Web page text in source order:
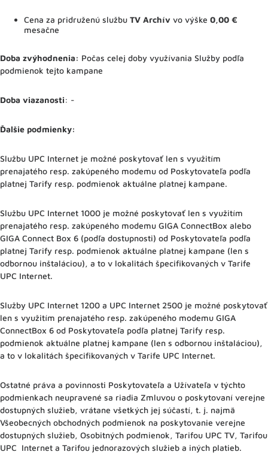
Cena za pridruženú službu TV Archív vo výške 0,00 €
mesačne
Doba zvýhodnenia: Počas celej doby využívania Služby podľa
podmienok tejto kampane
Doba viazanosti: -
Ďalšie podmienky:
Službu UPC Internet je možné poskytovať len s využitím
prenajatého resp. zakúpeného modemu od Poskytovateľa podľa
platnej Tarify resp. podmienok aktuálne platnej kampane.
Službu UPC Internet 1000 je možné poskytovať len s využitím
prenajatého resp. zakúpeného modemu GIGA ConnectBox alebo
GIGA Connect Box 6 (podľa dostupnosti) od Poskytovateľa podľa
platnej Tarify resp. podmienok aktuálne platnej kampane (len s
odbornou inštaláciou), a to v lokalitách špecifikovaných v Tarife
UPC Internet.
Služby UPC Internet 1200 a UPC Internet 2500 je možné poskytovať
len s využitím prenajatého resp. zakúpeného modemu GIGA
ConnectBox 6 od Poskytovateľa podľa platnej Tarify resp.
podmienok aktuálne platnej kampane (len s odbornou inštaláciou),
a to v lokalitách špecifikovaných v Tarife UPC Internet.
Ostatné práva a povinnosti Poskytovateľa a Užívateľa v týchto
podmienkach neupravené sa riadia Zmluvou o poskytovaní verejne
dostupných služieb, vrátane všetkých jej súčastí, t. j. najmä
Všeobecných obchodných podmienok na poskytovanie verejne
dostupných služieb, Osobitných podmienok, Tarifou UPC TV, Tarifou
UPC Internet a Tarifou jednorazových služieb a iných platieb.